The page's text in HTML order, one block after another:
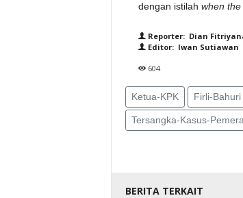
dengan istilah when the
Reporter: Dian
Editor: Iwan Sutiawan
604
Ketua-KPK Firli-Bahuri
Tersangka-Kasus-
BERITA TERKAIT